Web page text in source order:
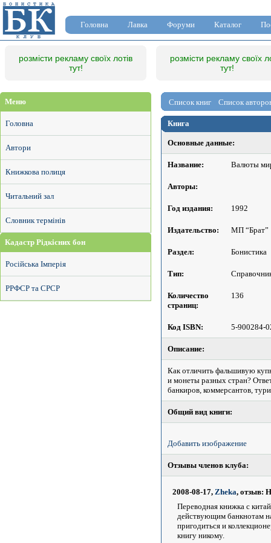
Головна Лавка Форуми Каталог
розмісти рекламу своїх лотів
тут!
розмісти рекламу своїх
тут!
Меню
Головна
Автори
Книжкова полиця
Читальний зал
Словник термінів
Кадастр Рідкісних бон
Російська Імперія
РРФСР та СРСР
Список книг Список
Книга
Основные данные:
Название: Валюты
Авторы:
Год издания: 1992
Издательство: МП “Брат”
Раздел: Бонистика
Тип:
Количество
страниц:
136
Код ISBN: 5-900284-
Описание:
Как отличить фальшивую
и монеты разных стран?
банкиров, коммерсантов,
Общий вид книги:
Добавить изображение
Отзывы членов клуба:
2008-08-17, Zheka, отзыв:
Переводная книжка с
действующим банкнотам
пригодиться и
книгу никому.